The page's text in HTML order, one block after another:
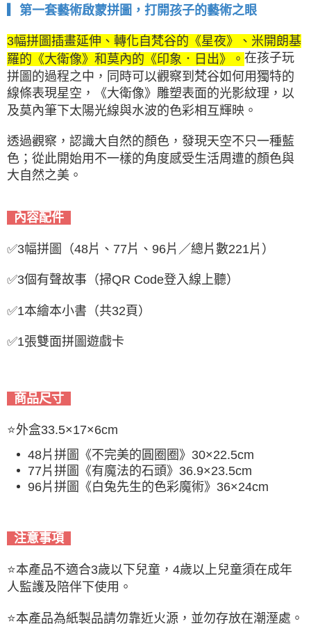
第一套藝術啟蒙拼圖 ，打開孩子的藝術之眼
3幅拼圖插畫延伸、轉化自梵谷的《星夜》、米開朗基
羅的《大衛像》和莫內的《印象．日出》。 在孩子玩
拼圖的過程之中，同時可以觀察到梵谷如何用獨特的
線條表現星空，《大衛像》雕塑表面的光影紋理，以
及莫內筆下太陽光線與水波的色彩相互輝映。
透過觀察，認識大自然的顏色，發現天空不只一種藍
色；從此開始用不一樣的角度感受生活周遭的顏色與
大自然之美。
內容配件
✅3幅拼圖（48片、77片、96片／總片數221片）
✅3個有聲故事（掃QR Code登入線上聽）
✅1本繪本小書（共32頁）
✅1張雙面拼圖遊戲卡
商品尺寸
⭐外盒33.5×17×6cm
48片拼圖《不完美的圓圈圈》30×22.5cm
77片拼圖《有魔法的石頭》36.9×23.5cm
96片拼圖《白兔先生的色彩魔術》36×24cm
注意事項
⭐本產品不適合3歲以下兒童，4歲以上兒童須在成年
人監護及陪伴下使用。
⭐本產品為紙製品請勿靠近火源，並勿存放在潮溼處。